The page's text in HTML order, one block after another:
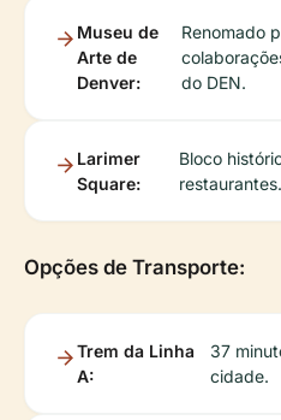
Museu de
Arte de
Denver:
Renomado
do DEN.
Larimer
Square:
Bloco
restaurantes.
Opções de Transporte:
Trem da Linha
A:
37
cidade.